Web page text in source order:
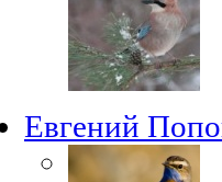
Евгений